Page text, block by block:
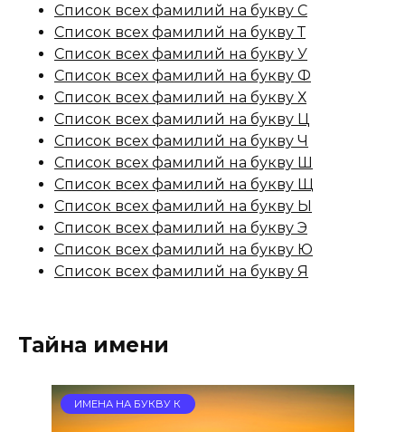
Список всех фамилий на букву С
Список всех фамилий на букву Т
Список всех фамилий на букву У
Список всех фамилий на букву Ф
Список всех фамилий на букву Х
Список всех фамилий на букву Ц
Список всех фамилий на букву Ч
Список всех фамилий на букву Ш
Список всех фамилий на букву Щ
Список всех фамилий на букву Ы
Список всех фамилий на букву Э
Список всех фамилий на букву Ю
Список всех фамилий на букву Я
Тайна имени
ИМЕНА НА БУКВУ К